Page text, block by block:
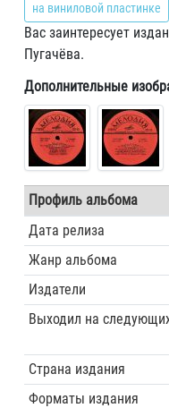
на виниловой пластинке
Вас заинтересует
Пугачёва.
Дополнительные
Профиль альбома
Дата релиза
Жанр альбома
Издатели
Выходил на
Страна издания
Форматы издания